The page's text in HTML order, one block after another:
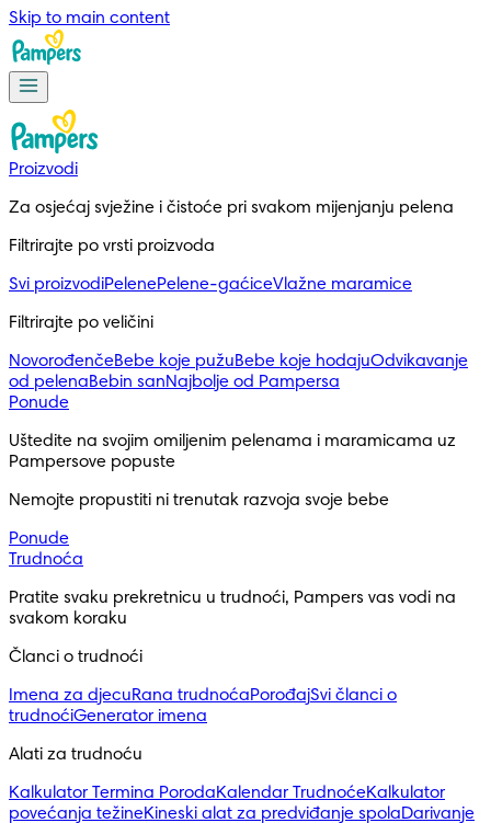
Skip to main content
Proizvodi
Za osjećaj svježine i čistoće pri svakom mijenjanju pelena
Filtrirajte po vrsti proizvoda
Svi proizvodiPelenePelene-gaćiceVlažne maramice
Filtrirajte po veličini
NovorođenčeBebe koje pužuBebe koje hodajuOdvikavanje
od pelenaBebin sanNajbolje od Pampersa
Ponude
Uštedite na svojim omiljenim pelenama i maramicama uz
Pampersove popuste
Nemojte propustiti ni trenutak razvoja svoje bebe
Ponude
Trudnoća
Pratite svaku prekretnicu u trudnoći, Pampers vas vodi na
svakom koraku
Članci o trudnoći
Imena za djecuRana trudnoćaPorođajSvi članci o
trudnoćiGenerator imena
Alati za trudnoću
Kalkulator Termina PorodaKalendar TrudnoćeKalkulator
povećanja težineKineski alat za predviđanje spolaDarivanje